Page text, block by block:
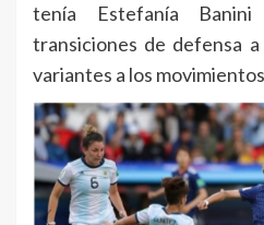
tenía Estefanía
transiciones de defensa
variantes a los